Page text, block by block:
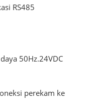
RS485
50Hz.24VDC
perekam ke